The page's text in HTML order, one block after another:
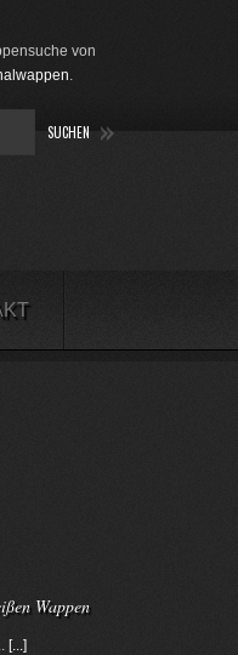
von
.
Wappen
[...]